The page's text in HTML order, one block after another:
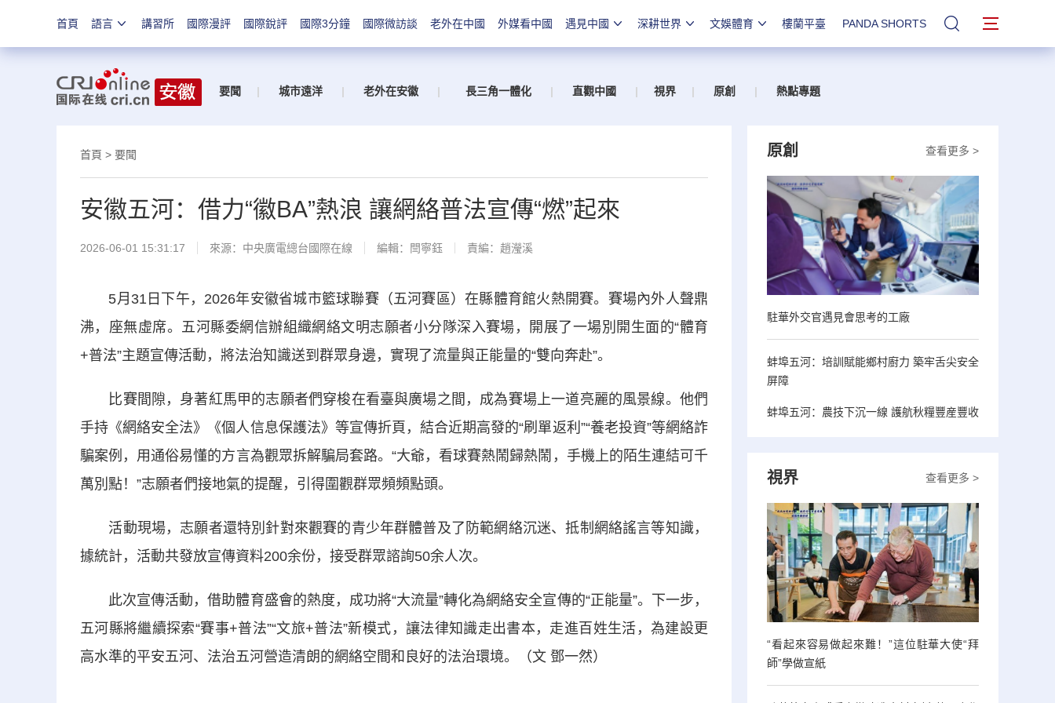
首頁 語言 講習所 國際漫評 國際銳評 國際3分鐘 國際微訪談 老外在中國 外媒看中國 遇見中國 深耕世界 文娛體育 樓蘭平臺 PANDA SHORTS 站內搜索
要聞 | 城市遠洋 | 老外在安徽 | 長三角一體化 | 直觀中國 | 視界 | 原創 | 熱點專題
首頁 > 要聞
安徽五河：借力“徽BA”熱浪 讓網絡普法宣傳“燃”起來
2026-06-01 15:31:17 來源：中央廣電總台國際在線 編輯：閆寧鈺 責編：趙瀅溪
5月31日下午，2026年安徽省城市籃球聯賽（五河賽區）在縣體育館火熱開賽。賽場內外人聲鼎
沸，座無虛席。五河縣委網信辦組織網絡文明志願者小分隊深入賽場，開展了一場別開生面的“體育
+普法”主題宣傳活動，將法治知識送到群眾身邊，實現了流量與正能量的“雙向奔赴”。
比賽間隙，身著紅馬甲的志願者們穿梭在看臺與廣場之間，成為賽場上一道亮麗的風景線。他們
手持《網絡安全法》《個人信息保護法》等宣傳折頁，結合近期高發的“刷單返利”“養老投資”等網絡詐
騙案例，用通俗易懂的方言為觀眾拆解騙局套路。“大爺，看球賽熱鬧歸熱鬧，手機上的陌生連結可千
萬別點！”志願者們接地氣的提醒，引得圍觀群眾頻頻點頭。
活動現場，志願者還特別針對來觀賽的青少年群體普及了防範網絡沉迷、抵制網絡謠言等知識，
據統計，活動共發放宣傳資料200余份，接受群眾諮詢50余人次。
此次宣傳活動，借助體育盛會的熱度，成功將“大流量”轉化為網絡安全宣傳的“正能量”。下一步，
五河縣將繼續探索“賽事+普法”“文旅+普法”新模式，讓法律知識走出書本，走進百姓生活，為建設更
高水準的平安五河、法治五河營造清朗的網絡空間和良好的法治環境。（文 鄧一然）
查看更多 >
原創
駐華外交官遇見會思考的工廠
蚌埠五河：培訓賦能鄉村廚力 築牢舌尖安全
屏障
蚌埠五河：農技下沉一線 護航秋糧豐産豐收
查看更多 >
視界
“看起來容易做起來難！”這位駐華大使“拜
師”學做宣紙